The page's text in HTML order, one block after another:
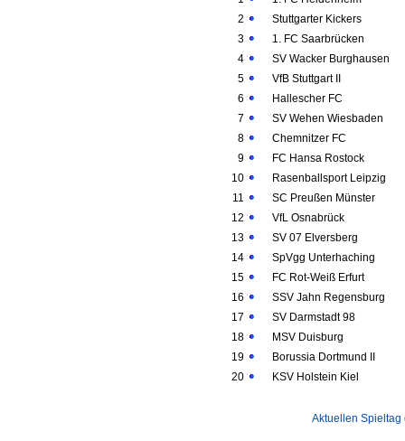
2
Stuttgarter Kickers
3
1. FC Saarbrücken
4
SV Wacker Burghausen
5
VfB Stuttgart II
6
Hallescher FC
7
SV Wehen Wiesbaden
8
Chemnitzer FC
9
FC Hansa Rostock
10
Rasenballsport Leipzig
11
SC Preußen Münster
12
VfL Osnabrück
13
SV 07 Elversberg
14
SpVgg Unterhaching
15
FC Rot-Weiß Erfurt
16
SSV Jahn Regensburg
17
SV Darmstadt 98
18
MSV Duisburg
19
Borussia Dortmund II
20
KSV Holstein Kiel
Aktuellen Spieltag